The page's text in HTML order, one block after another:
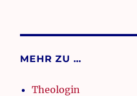
MEHR ZU …
Theologin